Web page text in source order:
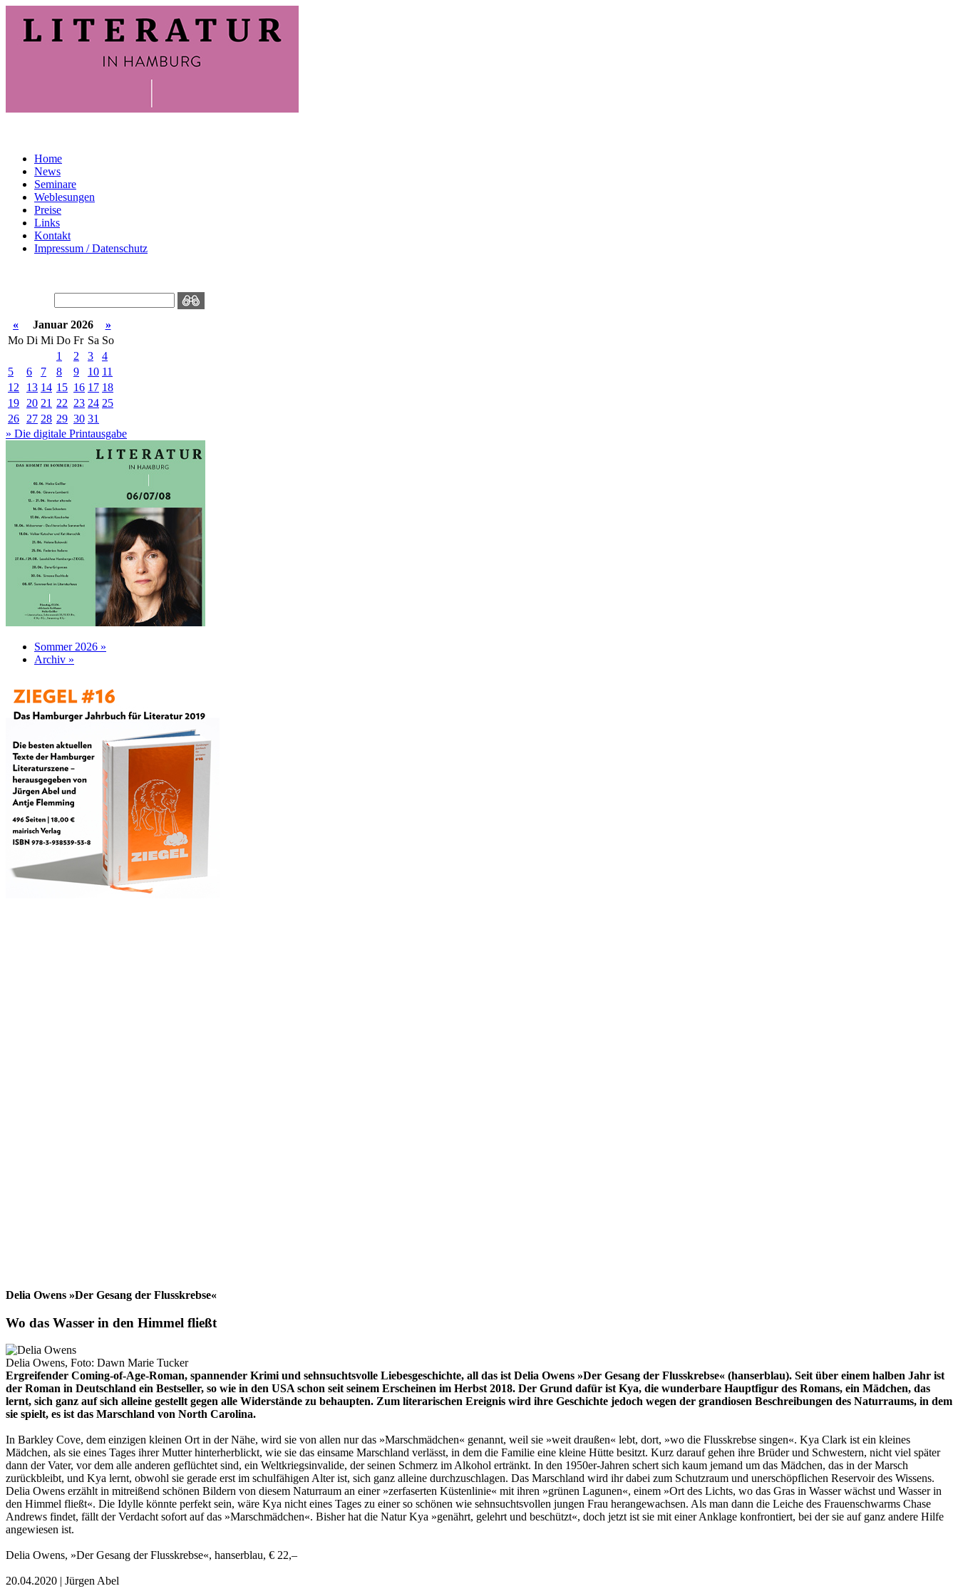
Home
News
Seminare
Weblesungen
Preise
Links
Kontakt
Impressum / Datenschutz
« Januar 2026
»
Mo Di Mi Do Fr Sa So
1
2 3
4
5
6 7 8 9 10 11
12
13 14 15 16 17 18
19
20 21 22 23 24 25
26
27 28 29 30 31
» Die digitale Printausgabe
Sommer 2026 »
Archiv »
Delia Owens »Der Gesang der Flusskrebse«
Wo das Wasser in den Himmel fließt
Delia Owens, Foto: Dawn Marie Tucker
Ergreifender Coming-of-Age-Roman, spannender Krimi und sehnsuchtsvolle Liebesgeschichte, all das ist Delia Owens »Der Gesang der Flusskrebse« (hanserblau). Seit über einem halben Jahr ist
der Roman in Deutschland ein Bestseller, so wie in den USA schon seit seinem Erscheinen im Herbst 2018. Der Grund dafür ist Kya, die wunderbare Hauptfigur des Romans, ein Mädchen, das
lernt, sich ganz auf sich alleine gestellt gegen alle Widerstände zu behaupten. Zum literarischen Ereignis wird ihre Geschichte jedoch wegen der grandiosen Beschreibungen des Naturraums, in dem
sie spielt, es ist das Marschland von North Carolina.
In Barkley Cove, dem einzigen kleinen Ort in der Nähe, wird sie von allen nur das »Marschmädchen« genannt, weil sie »weit draußen« lebt, dort, »wo die Flusskrebse singen«. Kya Clark ist ein kleines
Mädchen, als sie eines Tages ihrer Mutter hinterherblickt, wie sie das einsame Marschland verlässt, in dem die Familie eine kleine Hütte besitzt. Kurz darauf gehen ihre Brüder und Schwestern, nicht viel später
dann der Vater, vor dem alle anderen geflüchtet sind, ein Weltkriegsinvalide, der seinen Schmerz im Alkohol ertränkt. In den 1950er-Jahren schert sich kaum jemand um das Mädchen, das in der Marsch
zurückbleibt, und Kya lernt, obwohl sie gerade erst im schulfähigen Alter ist, sich ganz alleine durchzuschlagen. Das Marschland wird ihr dabei zum Schutzraum und unerschöpflichen Reservoir des Wissens.
Delia Owens erzählt in mitreißend schönen Bildern von diesem Naturraum an einer »zerfaserten Küstenlinie« mit ihren »grünen Lagunen«, einem »Ort des Lichts, wo das Gras in Wasser wächst und Wasser in
den Himmel fließt«. Die Idylle könnte perfekt sein, wäre Kya nicht eines Tages zu einer so schönen wie sehnsuchtsvollen jungen Frau herangewachsen. Als man dann die Leiche des Frauenschwarms Chase
Andrews findet, fällt der Verdacht sofort auf das »Marschmädchen«. Bisher hat die Natur Kya »genährt, gelehrt und beschützt«, doch jetzt ist sie mit einer Anklage konfrontiert, bei der sie auf ganz andere Hilfe
angewiesen ist.
Delia Owens, »Der Gesang der Flusskrebse«, hanserblau, € 22,–
20.04.2020 | Jürgen Abel